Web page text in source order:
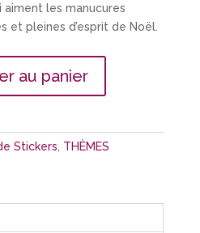
les manucures
et pleines d’esprit de Noël.
au panier
Stickers THÈMES